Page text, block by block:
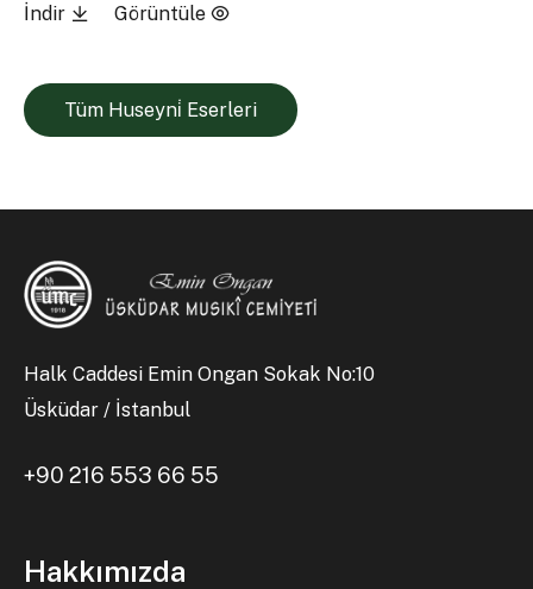
İndir Görüntüle
Tüm Huseyni̇ Eserleri
Halk Caddesi Emin Ongan Sokak No:10
Üsküdar / İstanbul
+90 216 553 66 55
Hakkımızda